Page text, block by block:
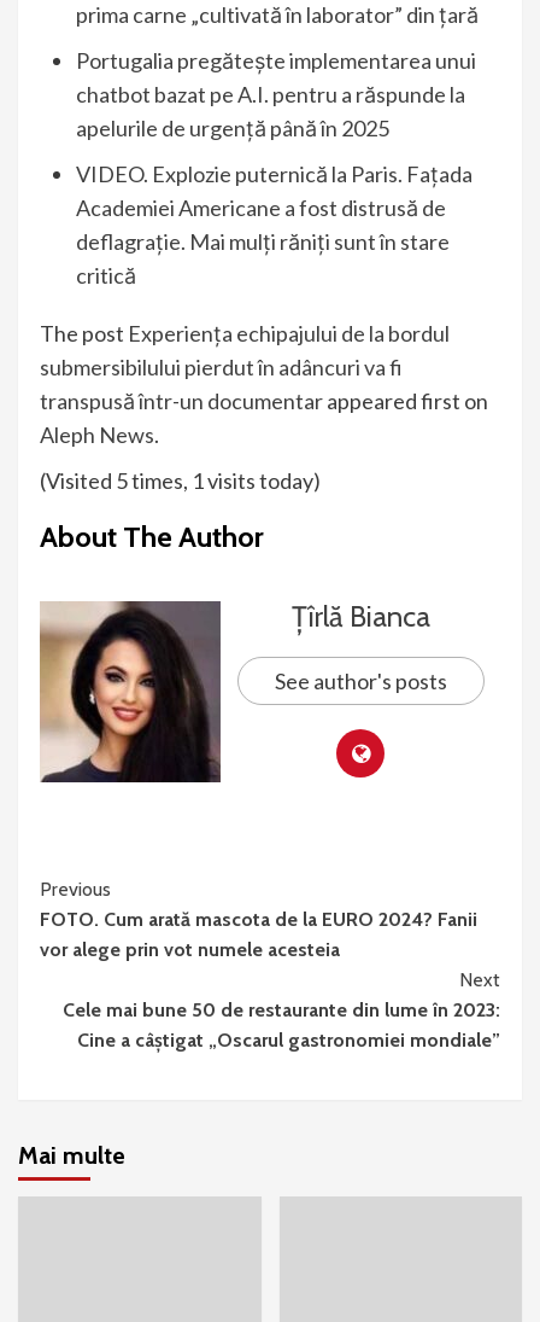
prima carne „cultivată în laborator” din țară
Portugalia pregătește implementarea unui
chatbot bazat pe A.I. pentru a răspunde la
apelurile de urgență până în 2025
VIDEO. Explozie puternică la Paris. Fațada
Academiei Americane a fost distrusă de
deflagrație. Mai mulți răniți sunt în stare
critică
The post Experiența echipajului de la bordul
submersibilului pierdut în adâncuri va fi
transpusă într-un documentarappeared first on
Aleph News.
(Visited 5 times, 1 visits today)
About The Author
Țîrlă Bianca
See author's posts
Continue
Reading
Previous
FOTO. Cum arată mascota de la EURO 2024? Fanii
vor alege prin vot numele acesteia
Next
Cele mai bune 50 de restaurante din lume în 2023:
Cine a câștigat „Oscarul gastronomiei mondiale”
Mai multe